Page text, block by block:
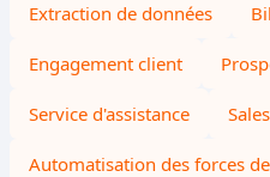
Extraction de données
Engagement client
Service d'assistance
Automatisation des forces